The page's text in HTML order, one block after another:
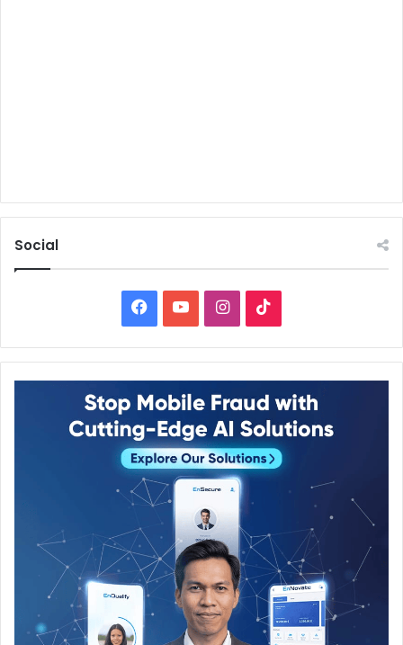
Social
Facebook
YouTubeInstagram